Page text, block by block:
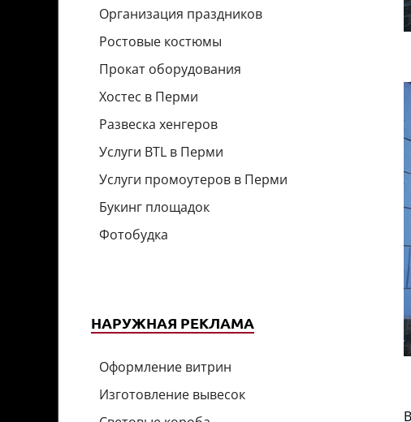
Организация праздников
Ростовые костюмы
Прокат оборудования
Хостес в Перми
Развеска хенгеров
Услуги BTL в Перми
Услуги промоутеров в Перми
Букинг площадок
Фотобудка
НАРУЖНАЯ РЕКЛАМА
Оформление витрин
Изготовление вывесок